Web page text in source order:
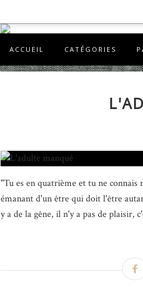
ACCUEIL CATÉGORIES
"Tu es en quatrième et tu ne
émanant d'un être qui doit l'être
y a de la gêne, il n'y a pas de plaisir,